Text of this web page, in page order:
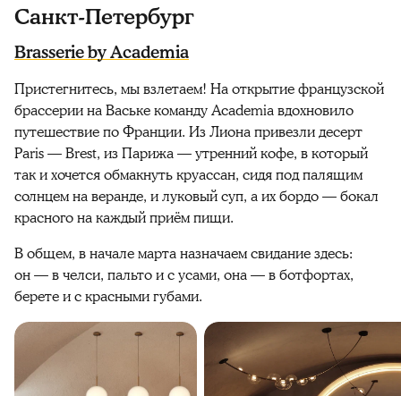
Санкт-Петербург
Brasserie by Academia
Пристегнитесь, мы взлетаем! На открытие французской
брассерии на Ваське команду Academia вдохновило
путешествие по Франции. Из Лиона привезли десерт
Paris — Brest, из Парижа — утренний кофе, в который
так и хочется обмакнуть круассан, сидя под палящим
солнцем на веранде, и луковый суп, а их бордо — бокал
красного на каждый приём пищи.
В общем, в начале марта назначаем свидание здесь:
он — в челси, пальто и с усами, она — в ботфортах,
берете и с красными губами.